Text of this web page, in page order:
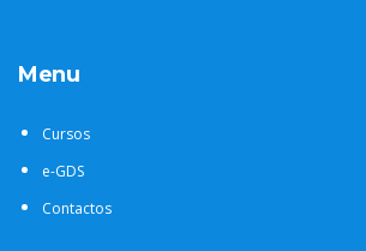
Menu
Cursos
e-GDS
Contactos